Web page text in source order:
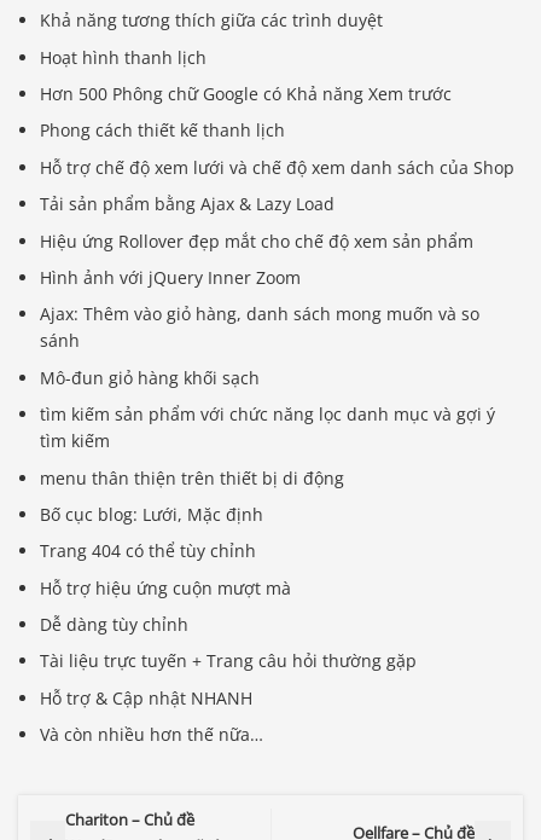
Khả năng tương thích giữa các trình duyệt
Hoạt hình thanh lịch
Hơn 500 Phông chữ Google có Khả năng Xem trước
Phong cách thiết kế thanh lịch
Hỗ trợ chế độ xem lưới và chế độ xem danh sách của Shop
Tải sản phẩm bằng Ajax & Lazy Load
Hiệu ứng Rollover đẹp mắt cho chế độ xem sản phẩm
Hình ảnh với jQuery Inner Zoom
Ajax: Thêm vào giỏ hàng, danh sách mong muốn và so
sánh
Mô-đun giỏ hàng khối sạch
tìm kiếm sản phẩm với chức năng lọc danh mục và gợi ý
tìm kiếm
menu thân thiện trên thiết bị di động
Bố cục blog: Lưới, Mặc định
Trang 404 có thể tùy chỉnh
Hỗ trợ hiệu ứng cuộn mượt mà
Dễ dàng tùy chỉnh
Tài liệu trực tuyến + Trang câu hỏi thường gặp
Hỗ trợ & Cập nhật NHANH
Và còn nhiều hơn thế nữa…
Chariton – Chủ đề
Oellfare – Chủ đề